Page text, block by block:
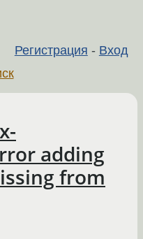
Регистрация - Вход
adding
from